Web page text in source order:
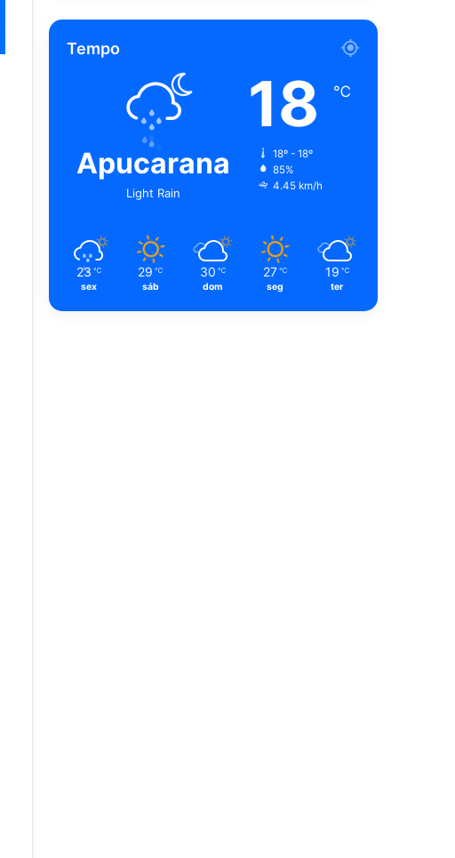
Tempo
Apucarana
Light Rain
18 ℃
18º - 18º
85%
4.45 km/h
23 ℃
sex
29 ℃
sáb
30 ℃
dom
27 ℃
seg
19 ℃
ter